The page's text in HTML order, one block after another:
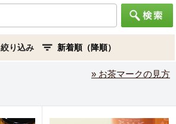
絞り込み
» お茶マークの見方